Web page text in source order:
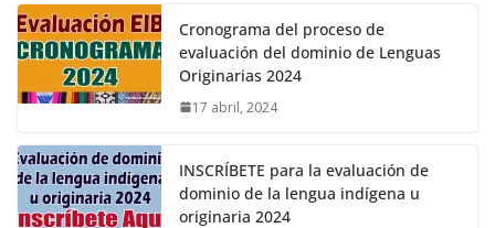
Cronograma del proceso de
evaluación del dominio de Lenguas
Originarias 2024
17 abril, 2024
INSCRÍBETE para la evaluación de
dominio de la lengua indígena u
originaria 2024